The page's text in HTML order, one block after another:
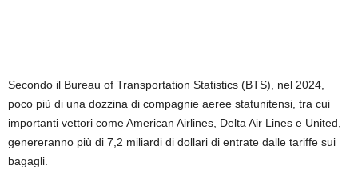
Secondo il Bureau of Transportation Statistics (BTS), nel 2024,
poco più di una dozzina di compagnie aeree statunitensi, tra cui
importanti vettori come American Airlines, Delta Air Lines e United,
genereranno più di 7,2 miliardi di dollari di entrate dalle tariffe sui
bagagli.